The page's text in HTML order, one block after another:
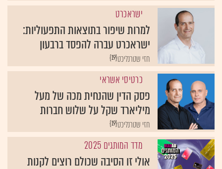
ישראכרט
למרות שיפור בתוצאות התפעוליות:
ישראכרט עברה להפסד ברבעון
{19}חזי שטרנליכט
כרטיסי אשראי
פסק הדין שהנחית מכה של מעל
מיליארד שקל על שלוש חברות
{19}חזי שטרנליכט
מדד המותגים 2025
אולי זו הסיבה שכולם רוצים לקנות